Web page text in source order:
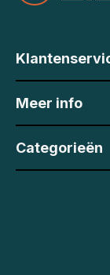
Meer info
Categorieën